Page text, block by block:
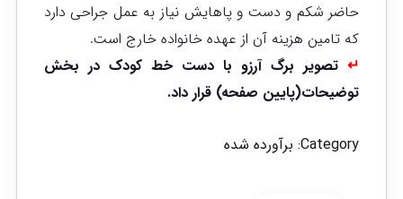
حاضر شکم و دست و پاهایش نیاز به عمل جراحی دارد
که تامین هزینه آن از عهده خانواده خارج است.
↵تصویر برگ آرزو با دست خط کودک در بخش
توضیحات(پایین صفحه) قرار داد.
Category: برآورده شده